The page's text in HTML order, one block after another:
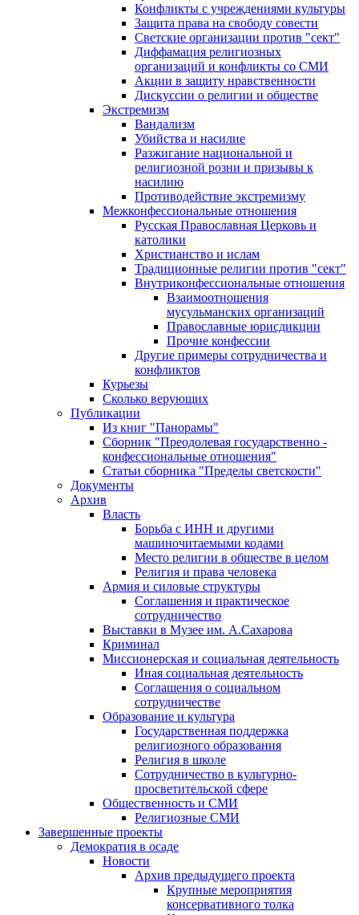
Конфликты с учреждениями культуры
Защита права на свободу совести
Светские организации против "сект"
Диффамация религиозных
организаций и конфликты со СМИ
Акции в защиту нравственности
Дискуссии о религии и обществе
Экстремизм
Вандализм
Убийства и насилие
Разжигание национальной и
религиозной розни и призывы к
насилию
Противодействие экстремизму
Межконфессиональные отношения
Русская Православная Церковь и
католики
Христианство и ислам
Традиционные религии против "сект"
Внутриконфессиональные отношения
Взаимоотношения
мусульманских организаций
Православные юрисдикции
Прочие конфессии
Другие примеры сотрудничества и
конфликтов
Курьезы
Сколько верующих
Публикации
Из книг "Панорамы"
Сборник "Преодолевая государственно -
конфессиональные отношения"
Статьи сборника "Пределы светскости"
Документы
Архив
Власть
Борьба с ИНН и другими
машиночитаемыми кодами
Место религии в обществе в целом
Религия и права человека
Армия и силовые структуры
Соглашения и практическое
сотрудничество
Выставки в Музее им. А.Сахарова
Криминал
Миссионерская и социальная деятельность
Иная социальная деятельность
Соглашения о социальном
сотрудничестве
Образование и культура
Государственная поддержка
религиозного образования
Религия в школе
Сотрудничество в культурно-
просветительской сфере
Общественность и СМИ
Религиозные СМИ
Завершенные проекты
Демократия в осаде
Новости
Архив предыдущего проекта
Крупные мероприятия
консервативного толка